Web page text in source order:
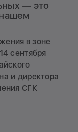
— это
в зоне
сентября
и директора
СГК